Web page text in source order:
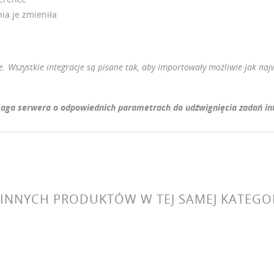
je zmieniła
integracje są pisane tak, aby importowały możliwie jak
serwera o odpowiednich parametrach do udźwignięcia zadań
PRODUKTÓW W TEJ SAMEJ